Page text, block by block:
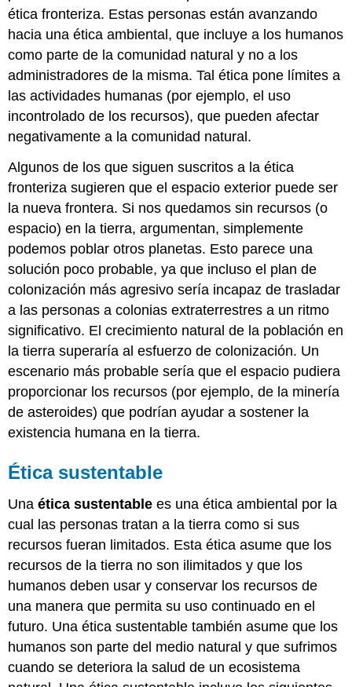
ética fronteriza. Estas personas están avanzando
hacia una ética ambiental, que incluye a los humanos
como parte de la comunidad natural y no a los
administradores de la misma. Tal ética pone límites a
las actividades humanas (por ejemplo, el uso
incontrolado de los recursos), que pueden afectar
negativamente a la comunidad natural.
Algunos de los que siguen suscritos a la ética
fronteriza sugieren que el espacio exterior puede ser
la nueva frontera. Si nos quedamos sin recursos (o
espacio) en la tierra, argumentan, simplemente
podemos poblar otros planetas. Esto parece una
solución poco probable, ya que incluso el plan de
colonización más agresivo sería incapaz de trasladar
a las personas a colonias extraterrestres a un ritmo
significativo. El crecimiento natural de la población en
la tierra superaría al esfuerzo de colonización. Un
escenario más probable sería que el espacio pudiera
proporcionar los recursos (por ejemplo, de la minería
de asteroides) que podrían ayudar a sostener la
existencia humana en la tierra.
Ética sustentable
Unaética sustentable es una ética ambiental por la
cual las personas tratan a la tierra como si sus
recursos fueran limitados. Esta ética asume que los
recursos de la tierra no son ilimitados y que los
humanos deben usar y conservar los recursos de
una manera que permita su uso continuado en el
futuro. Una ética sustentable también asume que los
humanos son parte del medio natural y que sufrimos
cuando se deteriora la salud de un ecosistema